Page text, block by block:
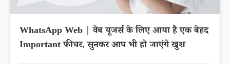
WhatsApp Web | वेब यूजर्स के लिए आया है एक बेहद
Important फीचर, सुनकर आप भी हो जाएंगे खुश